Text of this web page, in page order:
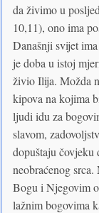
da živimo u
10,11), ono ima
Današnji svijet
je doba u istoj
živio Ilija. Možda
kipova na kojima
ljudi idu za
slavom,
dopuštaju čovjeku
neobraćenog
Bogu i Njegovim
lažnim bogovima